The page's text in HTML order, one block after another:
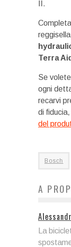
II.
Terra
Se
ogni
recarvi
di
del
Bosch
A
La